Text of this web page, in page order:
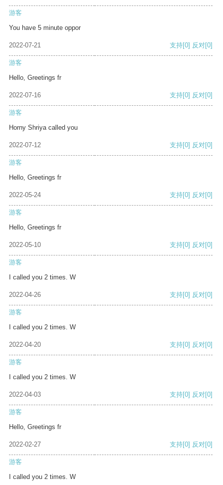
游客
You have 5 minute oppor
2022-07-21 支持[0] 反对[0]
游客
Hello, Greetings fr
2022-07-16 支持[0] 反对[0]
游客
Horny Shriya called you
2022-07-12 支持[0] 反对[0]
游客
Hello, Greetings fr
2022-05-24 支持[0] 反对[0]
游客
Hello, Greetings fr
2022-05-10 支持[0] 反对[0]
游客
I called you 2 times. W
2022-04-26 支持[0] 反对[0]
游客
I called you 2 times. W
2022-04-20 支持[0] 反对[0]
游客
I called you 2 times. W
2022-04-03 支持[0] 反对[0]
游客
Hello, Greetings fr
2022-02-27 支持[0] 反对[0]
游客
I called you 2 times. W